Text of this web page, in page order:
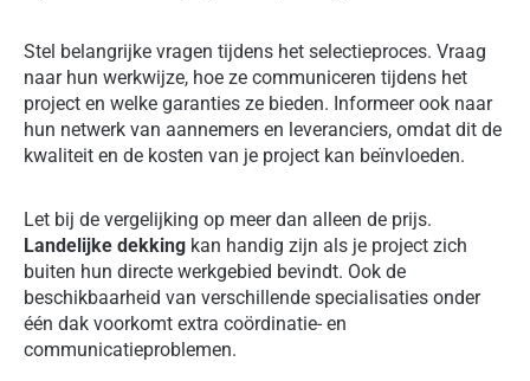
Stel belangrijke vragen tijdens het selectieproces. Vraag
naar hun werkwijze, hoe ze communiceren tijdens het
project en welke garanties ze bieden. Informeer ook naar
hun netwerk van aannemers en leveranciers, omdat dit de
kwaliteit en de kosten van je project kan beïnvloeden.
Let bij de vergelijking op meer dan alleen de prijs.
Landelijke dekking kan handig zijn als je project zich
buiten hun directe werkgebied bevindt. Ook de
beschikbaarheid van verschillende specialisaties onder
één dak voorkomt extra coördinatie- en
communicatieproblemen.